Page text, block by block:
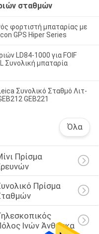
σταθμών
φορτιστή μπαταρίας με
GPS Hiper Series
LD84-1000 για FOIF
Συνολική μπαταρία
Συνολικό Σταθμό Λιτ-
GEB221
Όλα
Πρίσμα
Πρίσμα
Ινών Άνθρακα